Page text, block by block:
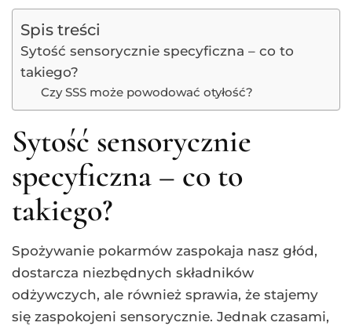
Spis treści
Sytość sensorycznie specyficzna – co to
takiego?
Czy SSS może powodować otyłość?
Sytość sensorycznie
specyficzna – co to
takiego?
Spożywanie pokarmów zaspokaja nasz głód,
dostarcza niezbędnych składników
odżywczych, ale również sprawia, że stajemy
się zaspokojeni sensorycznie. Jednak czasami,